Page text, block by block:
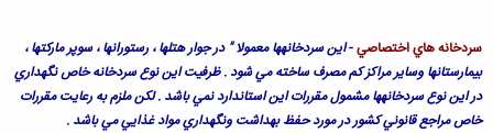
سردخانه‏ هاي اختصاصي-اين سردخانه‏ها معمولا " در جوار هتلها ، رستورانها ، سوپر ماركتها ،
بيمارستانها وساير مراكز كم مصرف ساخته مي شود . ظرفيت اين نوع سردخانه خاص نگهداري
در اين نوع سردخانه‏ها مشمول مقررات اين استاندارد نمي باشد . لكن ملزم به رعايت مقررات
خاص مراجع قانوني كشور در مورد حفظ بهداشت ونگهداري مواد غذايي مي باشد .